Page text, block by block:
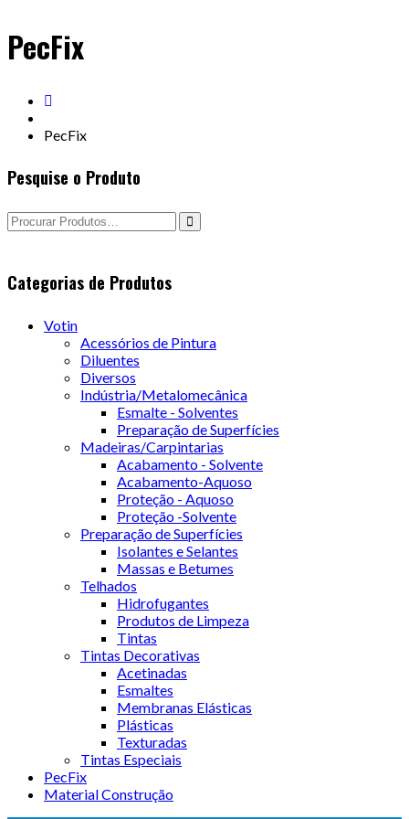
PecFix
PecFix
Pesquise o Produto
Categorias de Produtos
Votin
Acessórios de Pintura
Diluentes
Diversos
Indústria/Metalomecânica
Esmalte - Solventes
Preparação de Superfícies
Madeiras/Carpintarias
Acabamento - Solvente
Acabamento-Aquoso
Proteção - Aquoso
Proteção -Solvente
Preparação de Superfícies
Isolantes e Selantes
Massas e Betumes
Telhados
Hidrofugantes
Produtos de Limpeza
Tintas
Tintas Decorativas
Acetinadas
Esmaltes
Membranas Elásticas
Plásticas
Texturadas
Tintas Especiais
PecFix
Material Construção